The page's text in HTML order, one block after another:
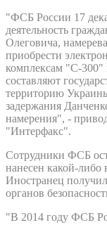
"ФСБ России 17
деятельность
Олеговича,
приобрести
комплексам "С-300"
составляют
территорию
задержания
намерения", -
"Интерфакс".
Сотрудники ФСБ
нанесен какой-либо
Иностранец
органов
"В 2014 году ФСБ